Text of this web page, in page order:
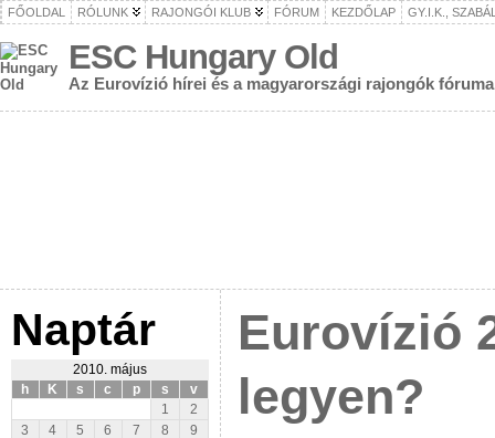
FŐOLDAL RÓLUNK RAJONGÓI KLUB FÓRUM KEZDŐLAP GY.I.K.,
ESC Hungary Old
Az Eurovízió hírei és a magyarországi rajongók fóruma
Naptár
2010. május
h
K s c p s
v
1
2
3
4 5 6 7 8
9
Eurovízió
legyen?